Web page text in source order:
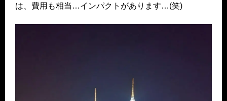
は、費用も相当…インパクトがあります…(笑)